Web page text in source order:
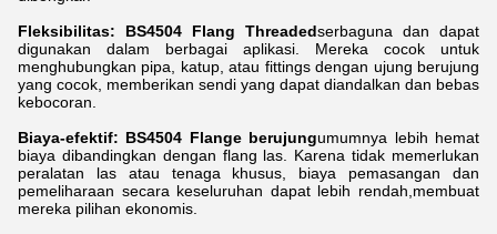
Fleksibilitas: BS4504 Flang Threadedserbaguna dan dapat
digunakan dalam berbagai aplikasi. Mereka cocok untuk
menghubungkan pipa, katup, atau fittings dengan ujung berujung
yang cocok, memberikan sendi yang dapat diandalkan dan bebas
kebocoran.
Biaya-efektif: BS4504 Flange berujungumumnya lebih hemat
biaya dibandingkan dengan flang las. Karena tidak memerlukan
peralatan las atau tenaga khusus, biaya pemasangan dan
pemeliharaan secara keseluruhan dapat lebih rendah,membuat
mereka pilihan ekonomis.